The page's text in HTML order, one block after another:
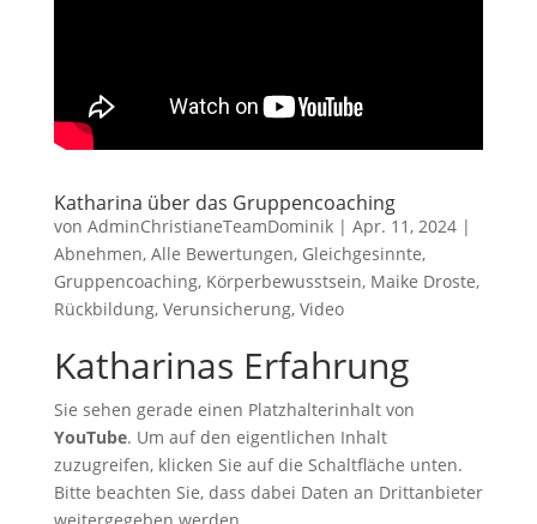
Katharina über das Gruppencoaching
von AdminChristianeTeamDominik| Apr. 11, 2024|
Abnehmen, Alle Bewertungen, Gleichgesinnte,
Gruppencoaching, Körperbewusstsein, Maike Droste,
Rückbildung, Verunsicherung, Video
Katharinas Erfahrung
Sie sehen gerade einen Platzhalterinhalt von
YouTube. Um auf den eigentlichen Inhalt
zuzugreifen, klicken Sie auf die Schaltfläche unten.
Bitte beachten Sie, dass dabei Daten an Drittanbieter